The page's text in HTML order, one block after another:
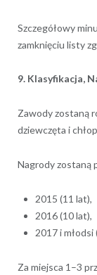
Szczegółowy
zamknięciu listy
9. Klasyfikacja,
Zawody zostaną
dziewczęta i
Nagrody zostaną
2015 (11 lat),
2016 (10 lat),
2017 i młodsi
Za miejsca 1–3